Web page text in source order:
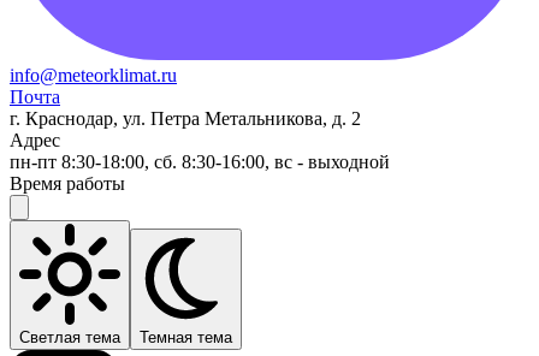
info@meteorklimat.ru
Почта
г. Краснодар, ул. Петра Метальникова, д. 2
Адрес
пн-пт 8:30-18:00, сб. 8:30-16:00, вс - выходной
Время работы
Светлая тема Темная тема